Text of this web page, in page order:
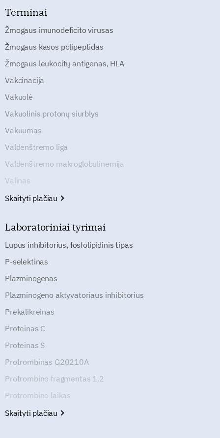
Terminai
Žmogaus imunodeficito virusas
Žmogaus kasos polipeptidas
Žmogaus leukocitų antigenas, HLA
Vakcinacija
Vakuolė
Vakuolinis protonų siurblys
Vakuumas
Valdenštremo liga
Valdenštremo makroglobulinemija
Valinas
Skaityti plačiau
Laboratoriniai tyrimai
Lupus inhibitorius, fosfolipidinis tipas
P-selektinas
Plazminogenas
Plazminogeno aktyvatoriaus inhibitorius
Prekalikreinas
Proteinas C
Proteinas S
Protrombinas G20210A
Protrombino fragmentas 1.2
Protrombino laikas
Skaityti plačiau